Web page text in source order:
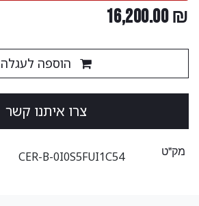
₪
16,200.00
הוספה לעגלה
צ​​​​רו ​​איתנו קשר
מק"ט CER-B-0I0S5FUI1C54